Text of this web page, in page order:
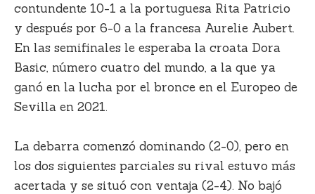
contundente 10-1 a la portuguesa Rita Patricio
y después por 6-0 a la francesa Aurelie Aubert.
En las semifinales le esperaba la croata Dora
Basic, número cuatro del mundo, a la que ya
ganó en la lucha por el bronce en el Europeo de
Sevilla en 2021.
La debarra comenzó dominando (2-0), pero en
los dos siguientes parciales su rival estuvo más
acertada y se situó con ventaja (2-4). No bajó